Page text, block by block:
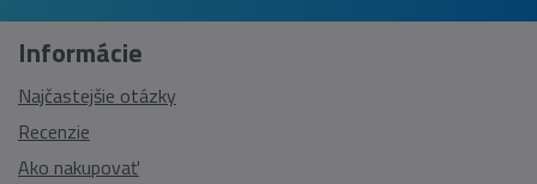
Informácie
Najčastejšie otázky
Recenzie
Ako nakupovať